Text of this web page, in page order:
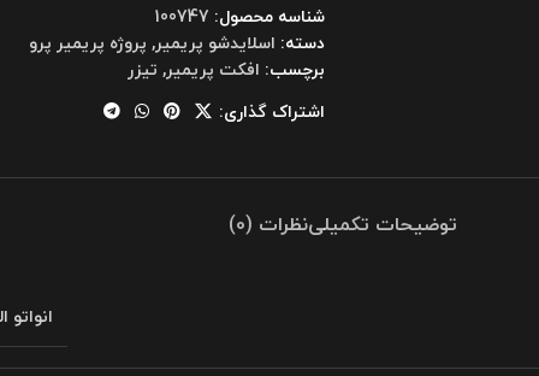
شناسه محصول: 100747
دسته: اسلایدشو پریمیر, پروژه پریمیر پرو
برچسب: افکت پریمیر, تیزر
اشتراک گذاری:
توضیحات تکمیلینظرات (0)
انواتو